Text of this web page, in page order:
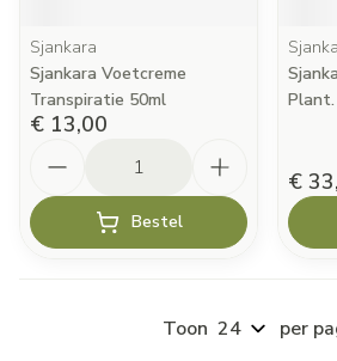
Sjankara
Sjankara Voetcreme
Transpiratie 50ml
€ 13,00
Bestel
€
Toon per